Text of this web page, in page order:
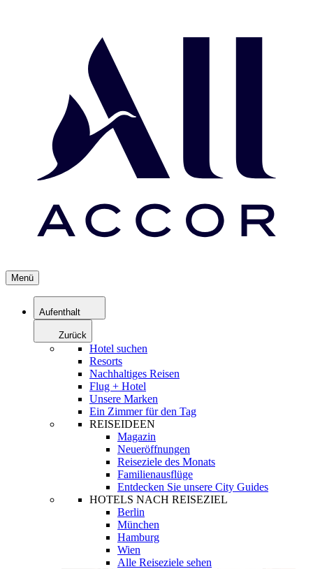
Menü
Aufenthalt
Zurück
Hotel suchen
Resorts
Nachhaltiges Reisen
Flug + Hotel
Unsere Marken
Ein Zimmer für den Tag
REISEIDEEN
Magazin
Neueröffnungen
Reiseziele des Monats
Familienausflüge
Entdecken Sie unsere City Guides
HOTELS NACH REISEZIEL
Berlin
München
Hamburg
Wien
Alle Reiseziele sehen